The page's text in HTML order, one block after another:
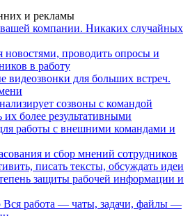
и рекламы
вашей компании. Никаких случайных
новостями, проводить опросы и
в работу
видеозвонки для больших встреч.
созвоны с командой
их более результативными
работы с внешними командами и
и сбор мнений сотрудников
писать тексты, обсуждать идеи
защиты рабочей информации и
Вся работа — чаты, задачи, файлы —